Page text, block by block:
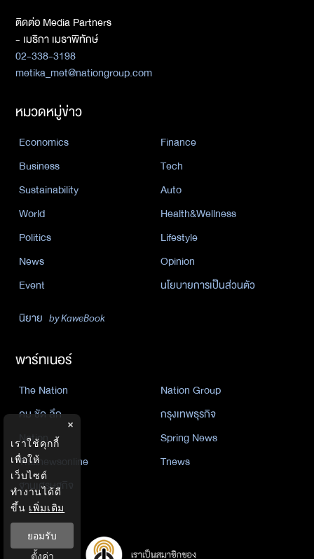
ติดต่อ Media Partners
- เมธิกา เมธาพิทักษ์
02-338-3198
metika_met@nationgroup.com
หมวดหมู่ข่าว
Economics
Finance
Business
Tech
Sustainability
Auto
World
Health&Wellness
Politics
Lifestyle
News
Opinion
Event
นโยบายการเป็นส่วนตัว
นิยาย by KaweBook
พาร์ทเนอร์
The Nation
Nation Group
คม ชัด ลึก
กรุงเทพธุรกิจ
Nation
Spring News
Thainewsonline
Tnews
ฐานเศรษฐกิจ
×
เราใช้คุกกี้
เพื่อให้
เว็บไซต์
ทำงานได้ดี
ขึ้น เพิ่มเติม
ยอมรับ
ตั้งค่า